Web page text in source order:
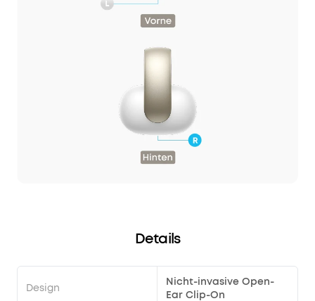
Details
Design
Nicht-invasive Open-
Ear Clip-On